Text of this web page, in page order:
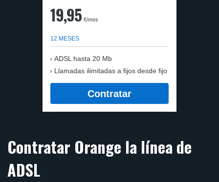
19,95 €/mes
12 MESES
ADSL hasta 20 Mb
Llamadas ilimitadas a fijos desde fijo
Contratar
Contratar Orange la línea de
ADSL